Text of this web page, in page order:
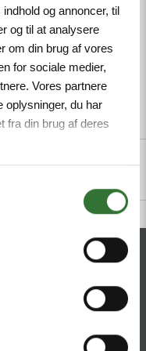
og annoncer, til
og til at analysere
om din brug af vores
for sociale medier,
Vores partnere
oplysninger, du har
fra din brug af deres
Dateien